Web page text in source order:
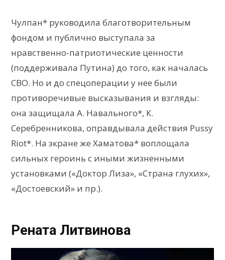
Чулпан* руководила благотворительным
фондом и публично выступала за
нравственно-патриотические ценности
(поддерживала Путина) до того, как началась
СВО. Но и до спецоперации у нее были
противоречивые высказывания и взгляды:
она защищала А. Навального*, К.
Серебренникова, оправдывала действия Pussy
Riot*. На экране же Хаматова* воплощала
сильных героинь с иными жизненными
установками («Доктор Лиза», «Страна глухих»,
«Достоевский» и пр.).
Рената Литвинова